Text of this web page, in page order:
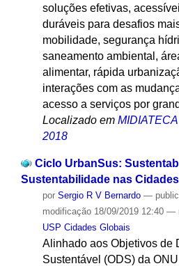
soluções efetivas,
duráveis para desafios
mobilidade, segurança
saneamento ambiental,
alimentar, rápida
interações com as
acesso a serviços por
Localizado em MIDIATECA
2018
Ciclo UrbanSus:
Sustentabilidade nas
por Sergio R V Bernardo —
modificação18/09/2019 12:40 —
USP Cidades Globais
Alinhado aos Objetivos de
Sustentável (ODS) da